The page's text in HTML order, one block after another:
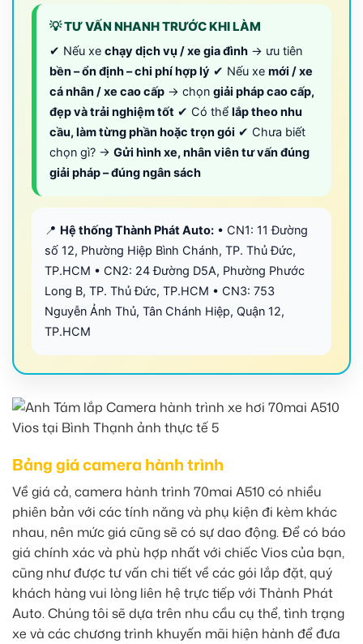
💡 TƯ VẤN NHANH TRƯỚC KHI LÀM
✔ Nếu xe chạy dịch vụ / xe gia đình → ưu tiên
bền – ổn định – chi phí hợp lý ✔ Nếu xe mới / xe
cá nhân / xe cao cấp → chọn giải pháp cao cấp,
đẹp và trải nghiệm tốt ✔ Có thể lắp theo nhu
cầu, làm từng phần hoặc trọn gói ✔ Chưa biết
chọn gì? → Gửi hình xe, nhân viên tư vấn đúng
giải pháp – đúng ngân sách
📍 Hệ thống Thành Phát Auto: • CN1: 11 Đường
số 12, Phường Hiệp Bình Chánh, TP. Thủ Đức,
TP.HCM • CN2: 24 Đường D5A, Phường Phước
Long B, TP. Thủ Đức, TP.HCM • CN3: 753
Nguyễn Ảnh Thủ, Tân Chánh Hiệp, Quận 12,
TP.HCM
Bảng giá camera hành trình
Về giá cả, camera hành trình 70mai A510 có nhiều
phiên bản với các tính năng và phụ kiện đi kèm khác
nhau, nên mức giá cũng sẽ có sự dao động. Để có báo
giá chính xác và phù hợp nhất với chiếc Vios của bạn,
cũng như được tư vấn chi tiết về các gói lắp đặt, quý
khách hàng vui lòng liên hệ trực tiếp với Thành Phát
Auto. Chúng tôi sẽ dựa trên nhu cầu cụ thể, tình trạng
xe và các chương trình khuyến mãi hiện hành để đưa